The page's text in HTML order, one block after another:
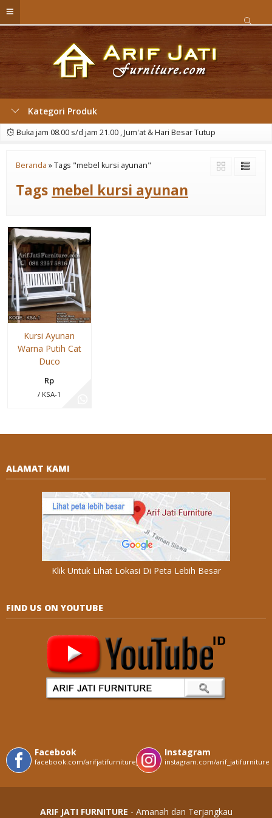
Kategori Produk
Buka jam 08.00 s/d jam 21.00 , Jum'at & Hari Besar Tutup
Beranda »Tags "mebel kursi ayunan"
Tags mebel kursi ayunan
Kursi Ayunan
Warna Putih Cat
Duco
Rp
/ KSA-1
ALAMAT KAMI
Klik Untuk Lihat Lokasi Di Peta Lebih Besar
FIND US ON YOUTUBE
Facebook
facebook.com/arifjatifurniturejepara
Instagram
instagram.com/arif_jatifurniture
ARIF JATI FURNITURE - Amanah dan Terjangkau